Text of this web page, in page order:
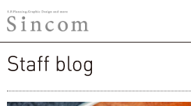
株式会社シンコム